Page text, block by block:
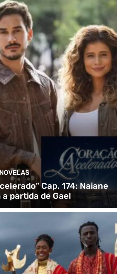
NOVELAS
Cap. 174: Naiane
partida de Gael